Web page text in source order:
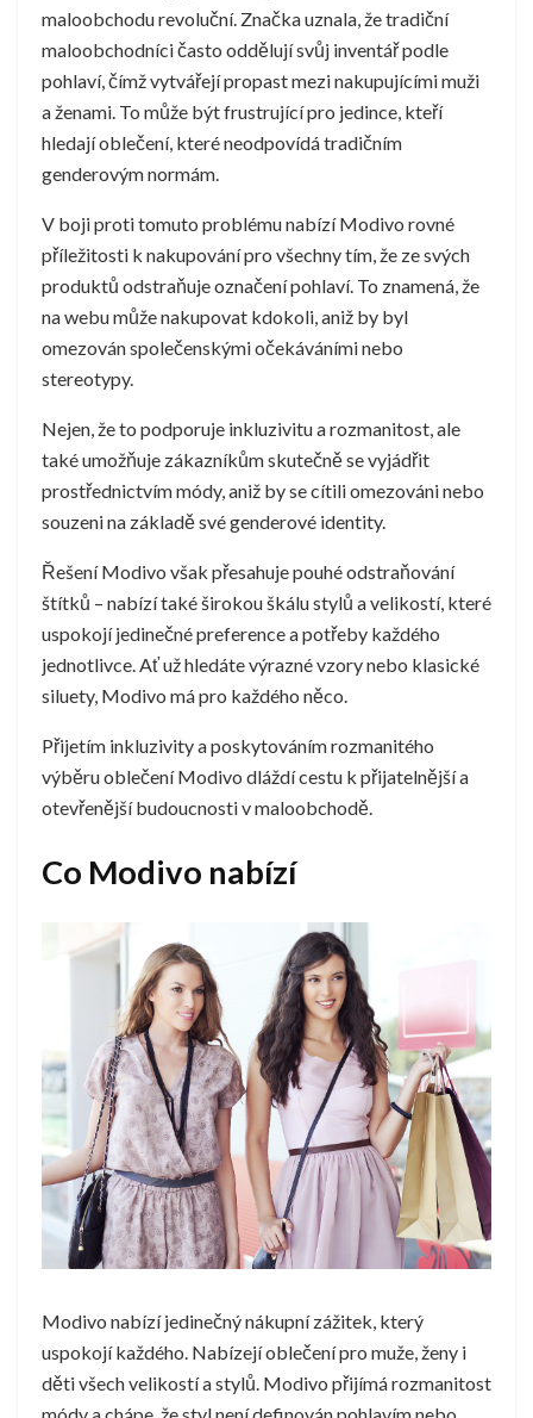
maloobchodu revoluční. Značka uznala, že tradiční
maloobchodníci často oddělují svůj inventář podle
pohlaví, čímž vytvářejí propast mezi nakupujícími muži
a ženami. To může být frustrující pro jedince, kteří
hledají oblečení, které neodpovídá tradičním
genderovým normám.
V boji proti tomuto problému nabízí Modivo rovné
příležitosti k nakupování pro všechny tím, že ze svých
produktů odstraňuje označení pohlaví. To znamená, že
na webu může nakupovat kdokoli, aniž by byl
omezován společenskými očekáváními nebo
stereotypy.
Nejen, že to podporuje inkluzivitu a rozmanitost, ale
také umožňuje zákazníkům skutečně se vyjádřit
prostřednictvím módy, aniž by se cítili omezováni nebo
souzeni na základě své genderové identity.
Řešení Modivo však přesahuje pouhé odstraňování
štítků – nabízí také širokou škálu stylů a velikostí, které
uspokojí jedinečné preference a potřeby každého
jednotlivce. Ať už hledáte výrazné vzory nebo klasické
siluety, Modivo má pro každého něco.
Přijetím inkluzivity a poskytováním rozmanitého
výběru oblečení Modivo dláždí cestu k přijatelnější a
otevřenější budoucnosti v maloobchodě.
Co Modivo nabízí
Modivo nabízí jedinečný nákupní zážitek, který
uspokojí každého. Nabízejí oblečení pro muže, ženy i
děti všech velikostí a stylů. Modivo přijímá rozmanitost